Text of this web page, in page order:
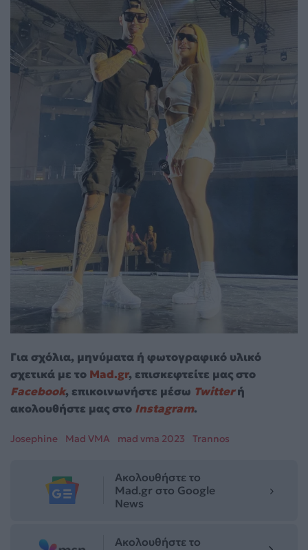
Για σχόλια, μηνύματα ή φωτογραφικό υλικό
σχετικά με το Mad.gr, επισκεφτείτε μας στο
Facebook, επικοινωνήστε μέσω Twitterή
ακολουθήστε μας στο Instagram.
Josephine Mad VMA mad vma 2023 Trannos
Ακολουθήστε το
Mad.gr στο Google
News
Ακολουθήστε το